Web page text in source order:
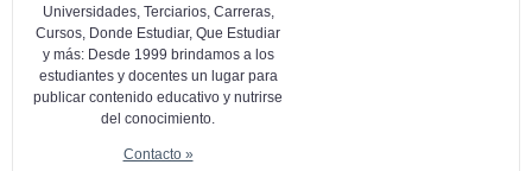
Universidades, Terciarios, Carreras,
Cursos, Donde Estudiar, Que Estudiar
y más: Desde 1999 brindamos a los
estudiantes y docentes un lugar para
publicar contenido educativo y nutrirse
del conocimiento.
Contacto »